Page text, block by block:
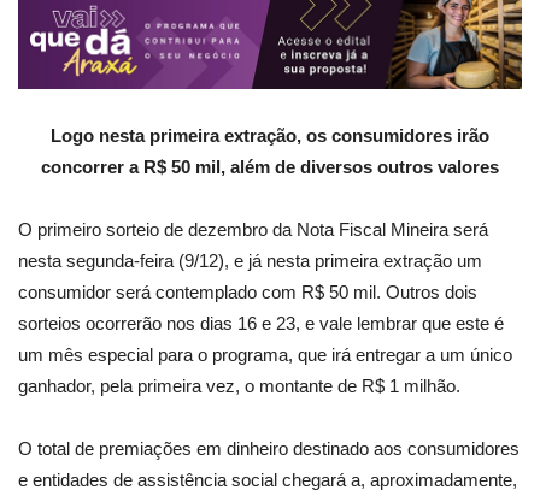
Logo nesta primeira extração, os consumidores irão
concorrer a R$ 50 mil, além de diversos outros valores
O primeiro sorteio de dezembro da Nota Fiscal Mineira será
nesta segunda-feira (9/12), e já nesta primeira extração um
consumidor será contemplado com R$ 50 mil. Outros dois
sorteios ocorrerão nos dias 16 e 23, e vale lembrar que este é
um mês especial para o programa, que irá entregar a um único
ganhador, pela primeira vez, o montante de R$ 1 milhão.
O total de premiações em dinheiro destinado aos consumidores
e entidades de assistência social chegará a, aproximadamente,